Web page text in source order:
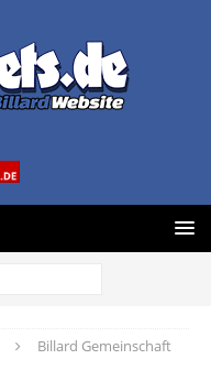
Billard Gemeinschaft